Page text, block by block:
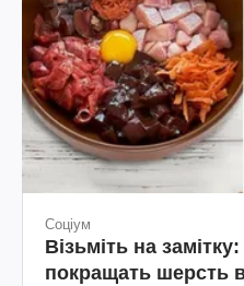
Соціум
Візьміть на
покращать шерсть